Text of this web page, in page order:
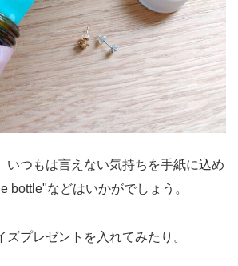
いつもは言えない気持ちを手紙に込め
bottle"などはいかがでしょう。
ズプレゼントを入れてみたり。